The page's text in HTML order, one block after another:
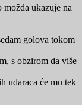
možda ukazuje na
golova tokom
s obzirom da više
udaraca će mu tek